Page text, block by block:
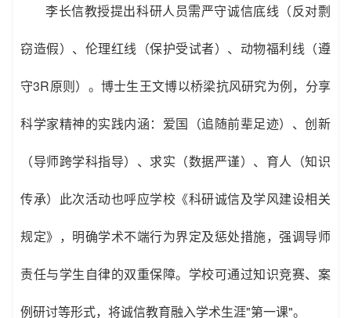
李长信教授提出科研人员需严守诚信底线（反对剽
窃造假）、伦理红线（保护受试者）、动物福利线（遵
守3R原则）。博士生王文博以桥梁抗风研究为例，分享
科学家精神的实践内涵：爱国（追随前辈足迹）、创新
（导师跨学科指导）、求实（数据严谨）、育人（知识
传承）此次活动也呼应学校《科研诚信及学风建设相关
规定》，明确学术不端行为界定及惩处措施，强调导师
责任与学生自律的双重保障。学校可通过知识竞赛、案
例研讨等形式，将诚信教育融入学术生涯"第一课"。